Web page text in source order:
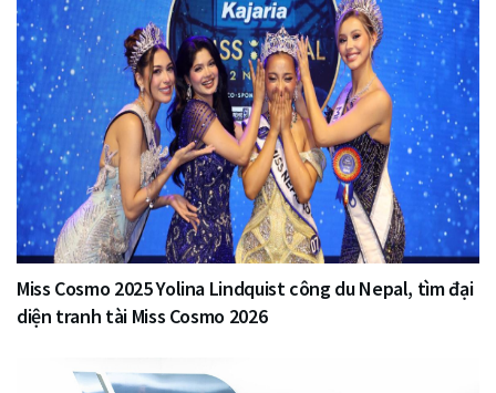
Miss Cosmo 2025 Yolina Lindquist công du Nepal, tìm đại
diện tranh tài Miss Cosmo 2026